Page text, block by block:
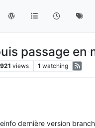
passage en
921 views 1 watching
dernière version